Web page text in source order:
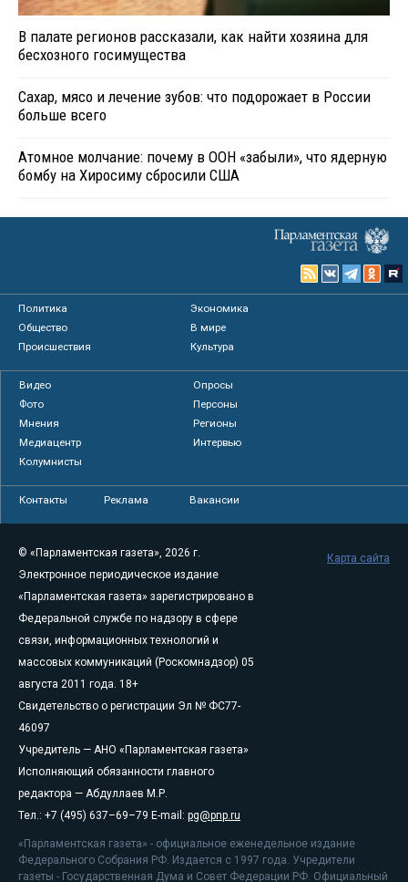
В палате регионов рассказали, как найти хозяина для
бесхозного госимущества
Сахар, мясо и лечение зубов: что подорожает в России
больше всего
Атомное молчание: почему в ООН «забыли», что ядерную
бомбу на Хиросиму сбросили США
Политика
Экономика
Общество
В мире
Происшествия
Культура
Видео
Опросы
Фото
Персоны
Мнения
Регионы
Медиацентр
Интервью
Колумнисты
Контакты Реклама Вакансии
© «Парламентская газета», 2026 г.
Электронное периодическое издание
«Парламентская газета» зарегистрировано в
Федеральной службе по надзору в сфере
связи, информационных технологий и
массовых коммуникаций (Роскомнадзор) 05
августа 2011 года. 18+
Свидетельство о регистрации Эл № ФС77-
46097
Учредитель — АНО «Парламентская газета»
Исполняющий обязанности главного
редактора — Абдуллаев М.Р.
Тел.: +7 (495) 637–69–79 E-mail: pg@pnp.ru
«Парламентская газета» - официальное еженедельное издание
Федерального Собрания РФ. Издается с 1997 года. Учредители
газеты - Государственная Дума и Совет Федерации РФ. Официальный
Карта сайта